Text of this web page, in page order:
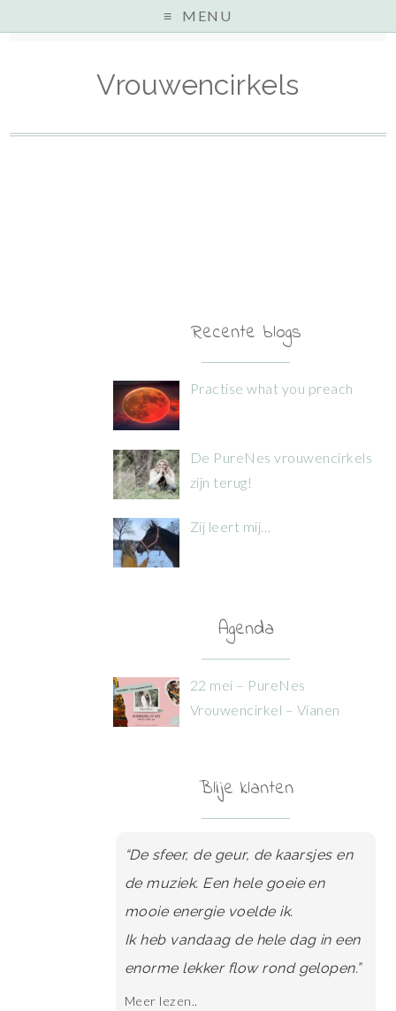
MENU
Vrouwencirkels
Recente blogs
Practise what you preach
De PureNes vrouwencirkels
zijn terug!
Zij leert mij…
Agenda
22 mei – PureNes
Vrouwencirkel – Vianen
Blije klanten
“De sfeer, de geur, de kaarsjes en
de muziek. Een hele goeie en
mooie energie voelde ik.
Ik heb vandaag de hele dag in een
enorme lekker flow rond gelopen.”
Meer lezen..